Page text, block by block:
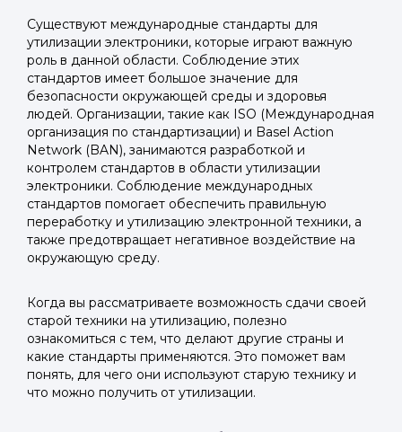
Существуют международные стандарты для
утилизации электроники, которые играют важную
роль в данной области. Соблюдение этих
стандартов имеет большое значение для
безопасности окружающей среды и здоровья
людей. Организации, такие как ISO (Международная
организация по стандартизации) и Basel Action
Network (BAN), занимаются разработкой и
контролем стандартов в области утилизации
электроники. Соблюдение международных
стандартов помогает обеспечить правильную
переработку и утилизацию электронной техники, а
также предотвращает негативное воздействие на
окружающую среду.
Когда вы рассматриваете возможность сдачи своей
старой техники на утилизацию, полезно
ознакомиться с тем, что делают другие страны и
какие стандарты применяются. Это поможет вам
понять, для чего они используют старую технику и
что можно получить от утилизации.